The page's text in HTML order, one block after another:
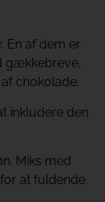
En af dem er
gækkebreve,
chokolade.
inkludere den
Miks med
at fuldende